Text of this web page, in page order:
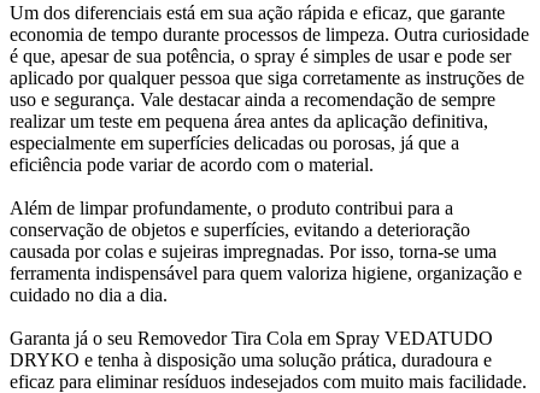
Um dos diferenciais está em sua ação rápida e eficaz, que garante
economia de tempo durante processos de limpeza. Outra curiosidade
é que, apesar de sua potência, o spray é simples de usar e pode ser
aplicado por qualquer pessoa que siga corretamente as instruções de
uso e segurança. Vale destacar ainda a recomendação de sempre
realizar um teste em pequena área antes da aplicação definitiva,
especialmente em superfícies delicadas ou porosas, já que a
eficiência pode variar de acordo com o material.
Além de limpar profundamente, o produto contribui para a
conservação de objetos e superfícies, evitando a deterioração
causada por colas e sujeiras impregnadas. Por isso, torna-se uma
ferramenta indispensável para quem valoriza higiene, organização e
cuidado no dia a dia.
Garanta já o seu Removedor Tira Cola em Spray VEDATUDO
DRYKO e tenha à disposição uma solução prática, duradoura e
eficaz para eliminar resíduos indesejados com muito mais facilidade.